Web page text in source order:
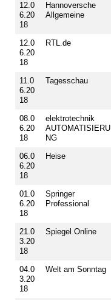
12.0
6.20
18
Hannoversche
Allgemeine
12.0
6.20
18
RTL.de
11.0
6.20
18
Tagesschau
08.0
6.20
18
elektrotechnik
AUTOMATISIERU
NG
06.0
6.20
18
Heise
01.0
6.20
18
Springer
Professional
21.0
3.20
18
Spiegel Online
04.0
3.20
18
Welt am Sonntag